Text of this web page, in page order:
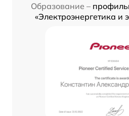
Образование –
«Электроэнергетика и